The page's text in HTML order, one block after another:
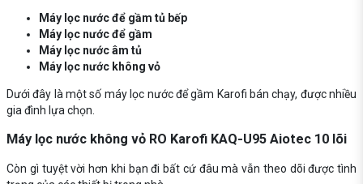
Máy lọc nước để gầm tủ bếp
Máy lọc nước để gầm
Máy lọc nước âm tủ
Máy lọc nước không vỏ
Dưới đây là một số máy lọc nước để gầm Karofi bán chạy, được nhiều
gia đình lựa chọn.
Máy lọc nước không vỏ RO Karofi KAQ-U95 Aiotec 10 lõi
Còn gì tuyệt vời hơn khi bạn đi bất cứ đâu mà vẫn theo dõi được tình